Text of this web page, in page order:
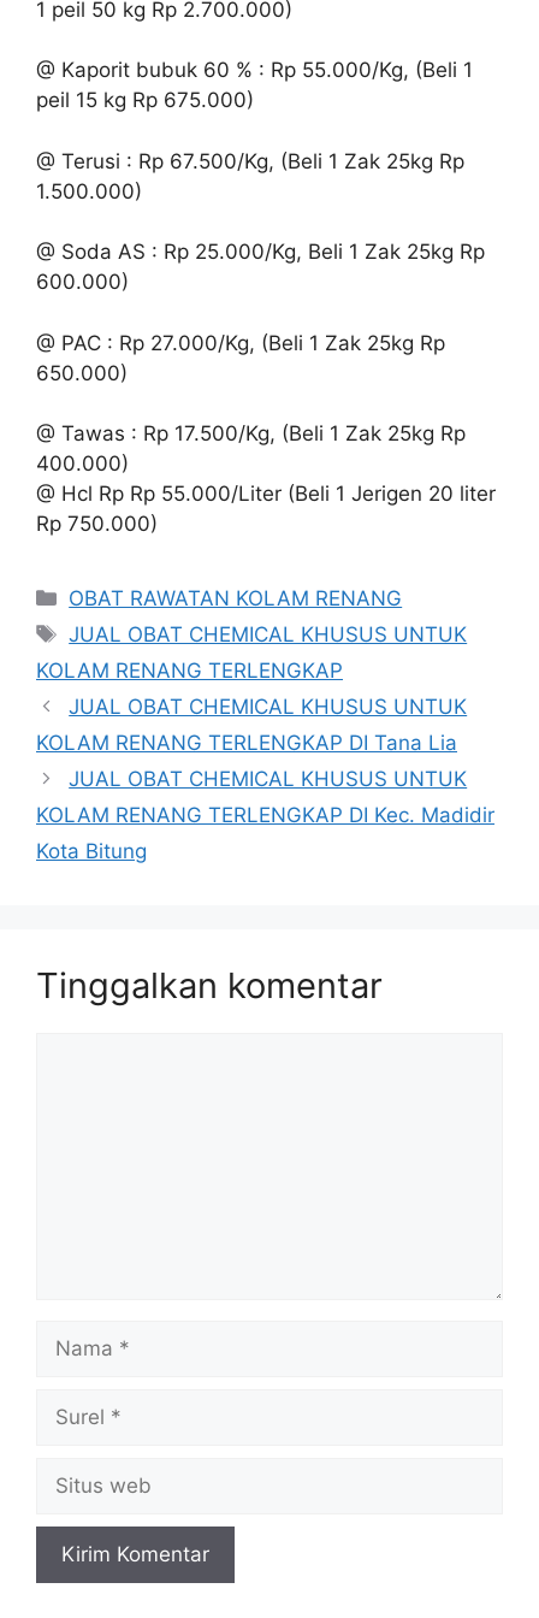
1 peil 50 kg Rp 2.700.000)
@ Kaporit bubuk 60 % : Rp 55.000/Kg, (Beli 1
peil 15 kg Rp 675.000)
@ Terusi : Rp 67.500/Kg, (Beli 1 Zak 25kg Rp
1.500.000)
@ Soda AS : Rp 25.000/Kg, Beli 1 Zak 25kg Rp
600.000)
@ PAC : Rp 27.000/Kg, (Beli 1 Zak 25kg Rp
650.000)
@ Tawas : Rp 17.500/Kg, (Beli 1 Zak 25kg Rp
400.000)
@ Hcl Rp Rp 55.000/Liter (Beli 1 Jerigen 20 liter
Rp 750.000)
Kategori
OBAT RAWATAN KOLAM RENANG
Tag
JUAL OBAT CHEMICAL KHUSUS UNTUK
KOLAM RENANG TERLENGKAP
JUAL OBAT CHEMICAL KHUSUS UNTUK
KOLAM RENANG TERLENGKAP DI Tana Lia
JUAL OBAT CHEMICAL KHUSUS UNTUK
KOLAM RENANG TERLENGKAP DI Kec. Madidir
Kota Bitung
Tinggalkan komentar
Nama
Surel
Situs
web